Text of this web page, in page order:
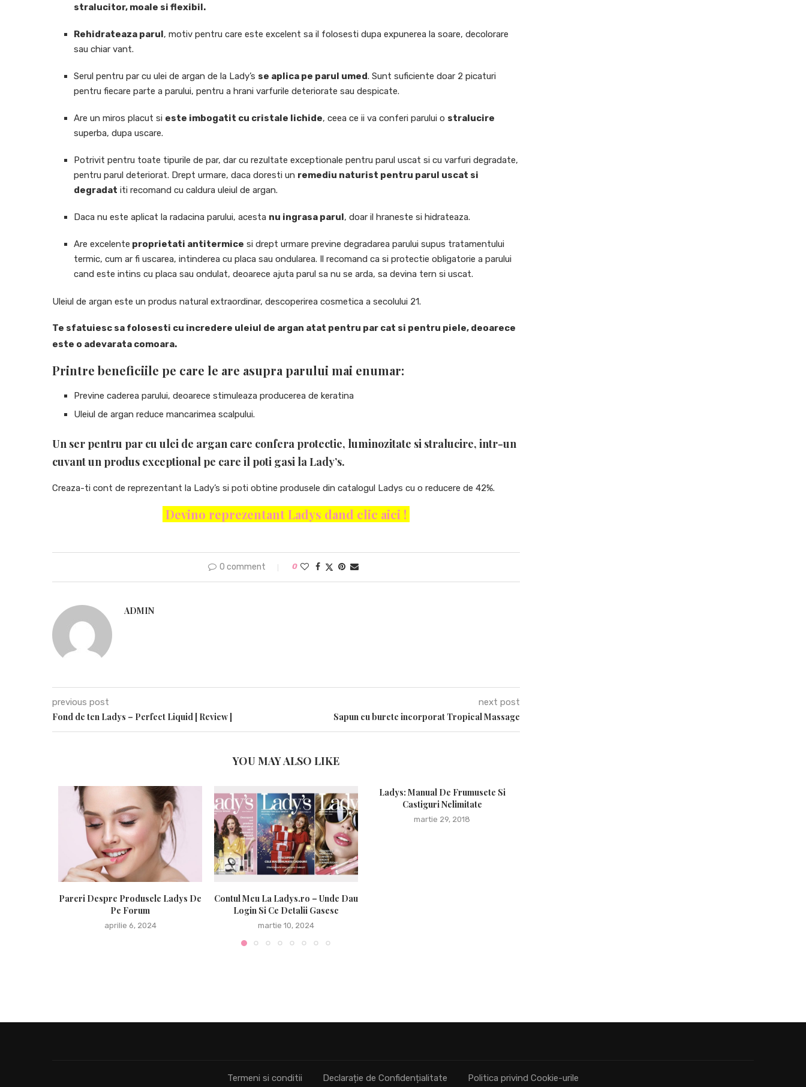
stralucitor, moale si flexibil.
Rehidrateaza parul, motiv pentru care este excelent sa il folosesti dupa expunerea la soare, decolorare
sau chiar vant.
Serul pentru par cu ulei de argan de la Lady’s se aplica pe parul umed. Sunt suficiente doar 2 picaturi
pentru fiecare parte a parului, pentru a hrani varfurile deteriorate sau despicate.
Are un miros placut si este imbogatit cu cristale lichide, ceea ce ii va conferi parului o stralucire
superba, dupa uscare.
Potrivit pentru toate tipurile de par, dar cu rezultate exceptionale pentru parul uscat si cu varfuri degradate,
pentru parul deteriorat. Drept urmare, daca doresti un remediu naturist pentru parul uscat si
degradat iti recomand cu caldura uleiul de argan.
Daca nu este aplicat la radacina parului, acesta nu ingrasa parul, doar il hraneste si hidrateaza.
Are excelente proprietati antitermice si drept urmare previne degradarea parului supus tratamentului
termic, cum ar fi uscarea, intinderea cu placa sau ondularea. Il recomand ca si protectie obligatorie a parului
cand este intins cu placa sau ondulat, deoarece ajuta parul sa nu se arda, sa devina tern si uscat.
Uleiul de argan este un produs natural extraordinar, descoperirea cosmetica a secolului 21.
Te sfatuiesc sa folosesti cu incredere uleiul de argan atat pentru par cat si pentru piele, deoarece
este o adevarata comoara.
Printre beneficiile pe care le are asupra parului mai enumar:
Previne caderea parului, deoarece stimuleaza producerea de keratina
Uleiul de argan reduce mancarimea scalpului.
Un ser pentru par cu ulei de argan care confera protectie, luminozitate si stralucire, intr-un
cuvant un produs exceptional pe care il poti gasi la Lady’s.
Creaza-ti cont de reprezentant la Lady’s si poti obtine produsele din catalogul Ladys cu o reducere de 42%.
Devino reprezentant Ladys dand clic aici !
0 comment 0
ADMIN
previous post
Fond de ten Ladys – Perfect Liquid [ Review ]
next post
Sapun cu burete incorporat Tropical Massage
YOU MAY ALSO LIKE
Pareri Despre Produsele Ladys De
Pe Forum
aprilie 6, 2024
Contul Meu La Ladys.ro – Unde Dau
Login Si Ce Detalii Gasesc
martie 10, 2024
Ladys: Manual De Frumusete Si
Castiguri Nelimitate
martie 29, 2018
Termeni si conditii Declarație de Confidențialitate Politica privind Cookie-urile